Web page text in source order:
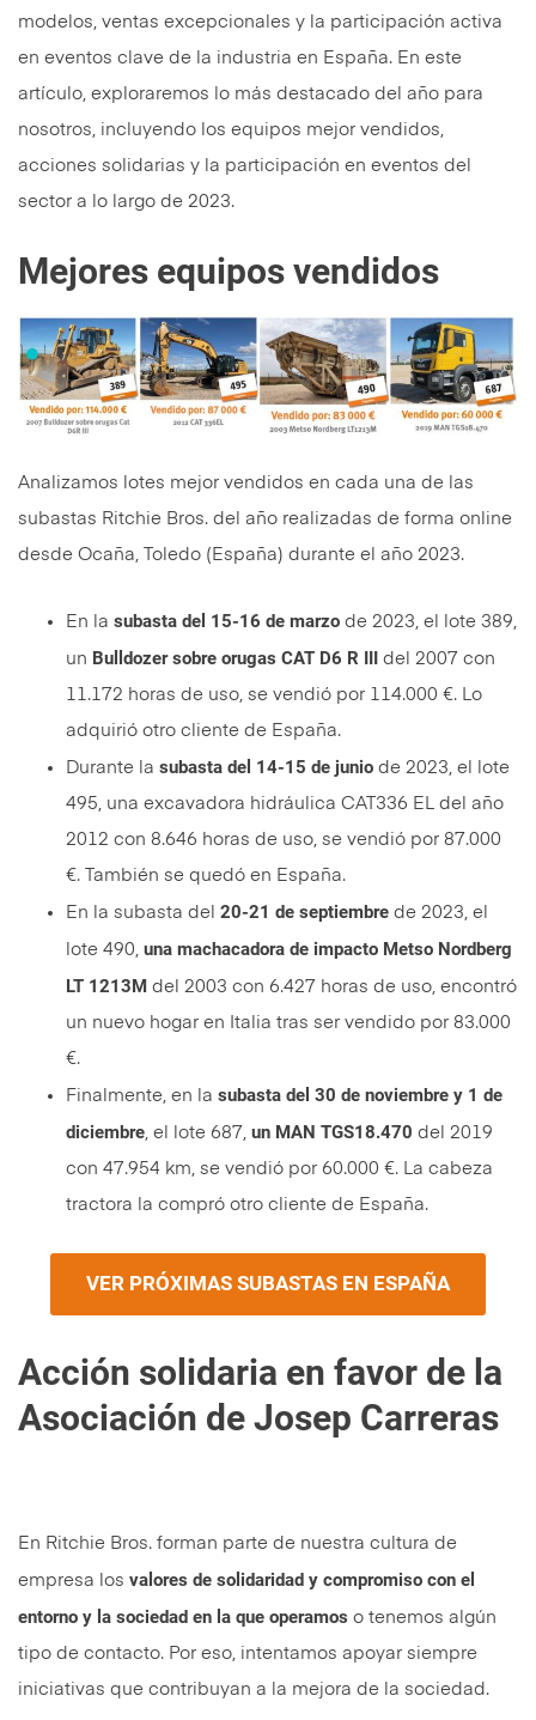
modelos, ventas excepcionales y la participación activa
en eventos clave de la industria en España. En este
artículo, exploraremos lo más destacado del año para
nosotros, incluyendo los equipos mejor vendidos,
acciones solidarias y la participación en eventos del
sector a lo largo de 2023.
Mejores equipos vendidos
Analizamos lotes mejor vendidos en cada una de las
subastas Ritchie Bros. del año realizadas de forma online
desde Ocaña, Toledo (España) durante el año 2023.
En la subasta del 15-16 de marzo de 2023, el lote 389,
un Bulldozer sobre orugas CAT D6 R III del 2007 con
11.172 horas de uso, se vendió por 114.000 €. Lo
adquirió otro cliente de España.
Durante la subasta del 14-15 de junio de 2023, el lote
495, una excavadora hidráulica CAT336 EL del año
2012 con 8.646 horas de uso, se vendió por 87.000
€. También se quedó en España.
En la subasta del 20-21 de septiembre de 2023, el
lote 490, una machacadora de impacto Metso Nordberg
LT 1213M del 2003 con 6.427 horas de uso, encontró
un nuevo hogar en Italia tras ser vendido por 83.000
€.
Finalmente, en la subasta del 30 de noviembre y 1 de
diciembre , el lote 687, un MAN TGS18.470 del 2019
con 47.954 km, se vendió por 60.000 €. La cabeza
tractora la compró otro cliente de España.
VER PRÓXIMAS SUBASTAS EN ESPAÑA
Acción solidaria en favor de la
Asociación de Josep Carreras
En Ritchie Bros. forman parte de nuestra cultura de
empresa los valores de solidaridad y compromiso con el
entorno y la sociedad en la que operamos o tenemos algún
tipo de contacto. Por eso, intentamos apoyar siempre
iniciativas que contribuyan a la mejora de la sociedad.